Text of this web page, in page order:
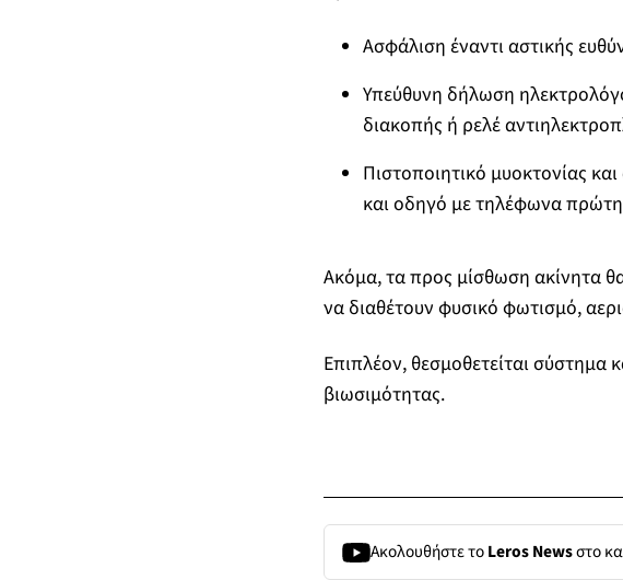
Ασφάλιση έναντι αστικής
Υπεύθυνη δήλωση
διακοπής ή ρελέ
Πιστοποιητικό μυοκτονίας
και οδηγό με τηλέφωνα
Ακόμα, τα προς μίσθωση ακίνητα
να διαθέτουν φυσικό φωτισμό,
Επιπλέον, θεσμοθετείται σύστημα
βιωσιμότητας.
Ακολουθήστε τοLeros Newsστο